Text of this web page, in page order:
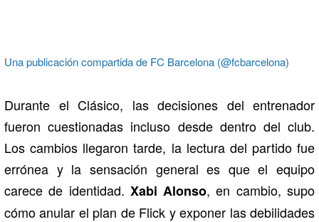
Una publicación compartida de FC Barcelona (@fcbarcelona)
Durante el Clásico, las decisiones del entrenador
fueron cuestionadas incluso desde dentro del club.
Los cambios llegaron tarde, la lectura del partido fue
errónea y la sensación general es que el equipo
carece de identidad. Xabi Alonso, en cambio, supo
cómo anular el plan de Flick y exponer las debilidades